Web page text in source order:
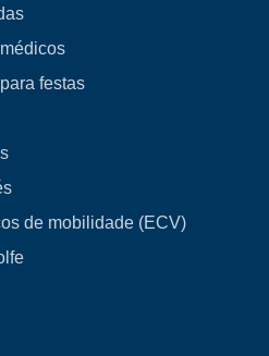
festas
de mobilidade (ECV)